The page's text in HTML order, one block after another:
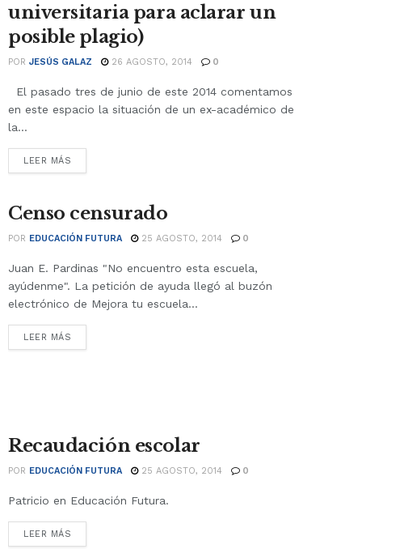
universitaria para aclarar un
posible plagio)
POR JESÚS GALAZ 26 AGOSTO, 2014 0
El pasado tres de junio de este 2014 comentamos
en este espacio la situación de un ex-académico de
la...
LEER MÁS
Censo censurado
POR EDUCACIÓN FUTURA 25 AGOSTO, 2014 0
Juan E. Pardinas "No encuentro esta escuela,
ayúdenme". La petición de ayuda llegó al buzón
electrónico de Mejora tu escuela...
LEER MÁS
Recaudación escolar
POR EDUCACIÓN FUTURA 25 AGOSTO, 2014 0
Patricio en Educación Futura.
LEER MÁS